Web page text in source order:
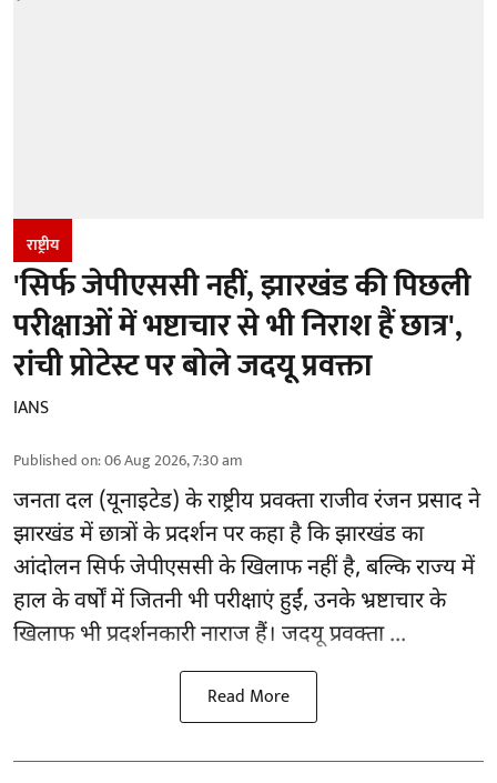
राष्ट्रीय
'सिर्फ जेपीएससी नहीं, झारखंड की पिछली
परीक्षाओं में भष्टाचार से भी निराश हैं छात्र',
रांची प्रोटेस्ट पर बोले जदयू प्रवक्ता
IANS
Published on:06 Aug 2026, 7:30 am
जनता दल (यूनाइटेड) के राष्ट्रीय प्रवक्ता राजीव रंजन प्रसाद ने
झारखंड में छात्रों के प्रदर्शन पर कहा है कि झारखंड का
आंदोलन सिर्फजेपीएससीके खिलाफ नहीं है, बल्कि राज्य में
हाल के वर्षों में जितनी भी परीक्षाएं हुईं, उनके भ्रष्टाचार के
खिलाफ भी प्रदर्शनकारी नाराज हैं। जदयू प्रवक्ता ...
Read More